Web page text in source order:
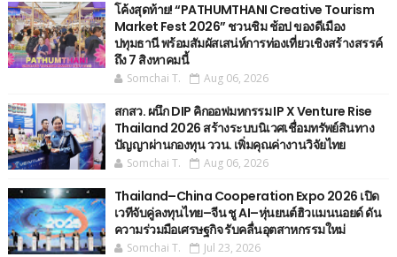
โค้งสุดท้าย! “PATHUMTHANI Creative Tourism
Market Fest 2026” ชวนชิม ช้อป ของดีเมือง
ปทุมธานี พร้อมสัมผัสเสน่ห์การท่องเที่ยวเชิงสร้างสรรค์
ถึง 7 สิงหาคมนี้
Somchai T. Aug 06, 2026
สกสว. ผนึก DIP คิกออฟมหกรรม IP X Venture Rise
Thailand 2026 สร้างระบบนิเวศเชื่อมทรัพย์สินทาง
ปัญญาผ่านกองทุน ววน. เพิ่มคุณค่างานวิจัยไทย
Somchai T. Aug 06, 2026
Thailand–China Cooperation Expo 2026 เปิด
เวทีจับคู่ลงทุนไทย–จีน ชู AI–หุ่นยนต์ฮิวแมนนอยด์ ดัน
ความร่วมมือเศรษฐกิจ รับคลื่นอุตสาหกรรมใหม่
Somchai T. Jul 23, 2026